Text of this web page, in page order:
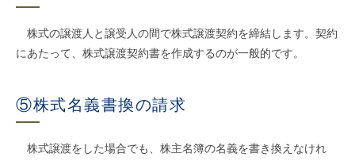
株式の譲渡人と譲受人の間で株式譲渡契約を締結します。契約
にあたって、株式譲渡契約書を作成するのが一般的です。
⑤株式名義書換の請求
株式譲渡をした場合でも、株主名簿の名義を書き換えなけれ